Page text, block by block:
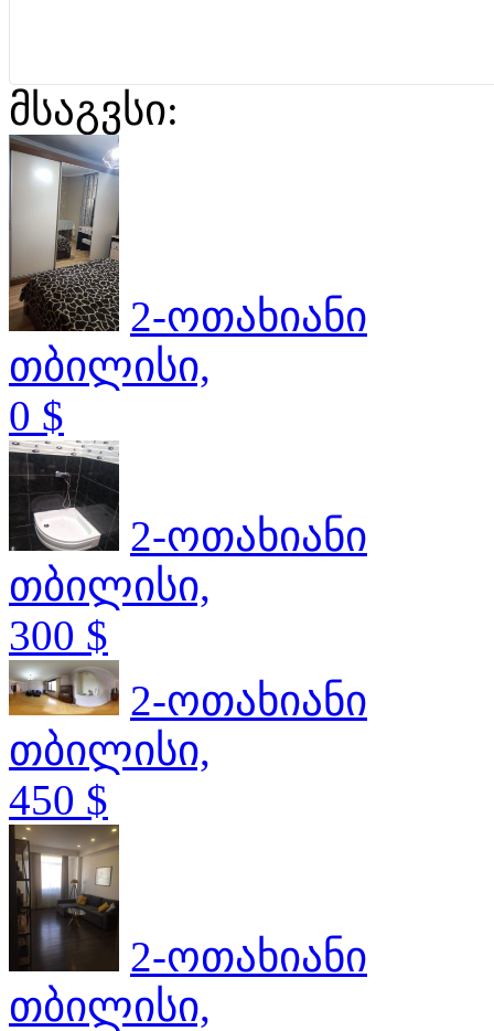
მსაგვსი:
2-ოთახიანი
თბილისი,
0 $
2-ოთახიანი
თბილისი,
300 $
2-ოთახიანი
თბილისი,
450 $
2-ოთახიანი
თბილისი,